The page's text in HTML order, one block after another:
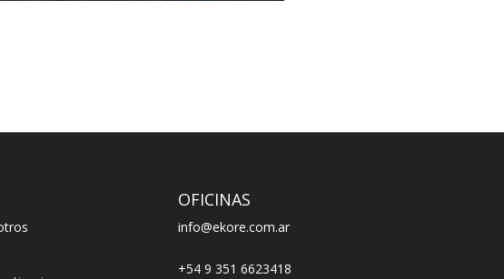
OFICINAS
info@ekore.com.ar
+54 9 351 6623418